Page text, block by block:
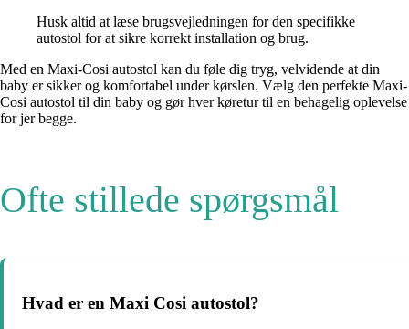
Husk altid at læse brugsvejledningen for den specifikke
autostol for at sikre korrekt installation og brug.
Med en Maxi-Cosi autostol kan du føle dig tryg, velvidende at din
baby er sikker og komfortabel under kørslen. Vælg den perfekte Maxi-
Cosi autostol til din baby og gør hver køretur til en behagelig oplevelse
for jer begge.
Ofte stillede spørgsmål
Hvad er en Maxi Cosi autostol?